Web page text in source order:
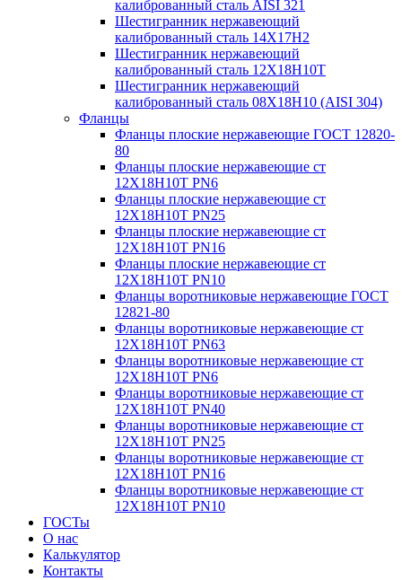
калиброванный сталь AISI 321
Шестигранник нержавеющий
калиброванный сталь 14Х17Н2
Шестигранник нержавеющий
калиброванный сталь 12Х18Н10Т
Шестигранник нержавеющий
калиброванный сталь 08Х18Н10 (AISI 304)
Фланцы
Фланцы плоские нержавеющие ГОСТ 12820-
80
Фланцы плоские нержавеющие ст
12Х18Н10Т PN6
Фланцы плоские нержавеющие ст
12Х18Н10Т PN25
Фланцы плоские нержавеющие ст
12Х18Н10Т PN16
Фланцы плоские нержавеющие ст
12Х18Н10Т PN10
Фланцы воротниковые нержавеющие ГОСТ
12821-80
Фланцы воротниковые нержавеющие ст
12Х18Н10Т PN63
Фланцы воротниковые нержавеющие ст
12Х18Н10Т PN6
Фланцы воротниковые нержавеющие ст
12Х18Н10Т PN40
Фланцы воротниковые нержавеющие ст
12Х18Н10Т PN25
Фланцы воротниковые нержавеющие ст
12Х18Н10Т PN16
Фланцы воротниковые нержавеющие ст
12Х18Н10Т PN10
ГОСТы
О нас
Калькулятор
Контакты